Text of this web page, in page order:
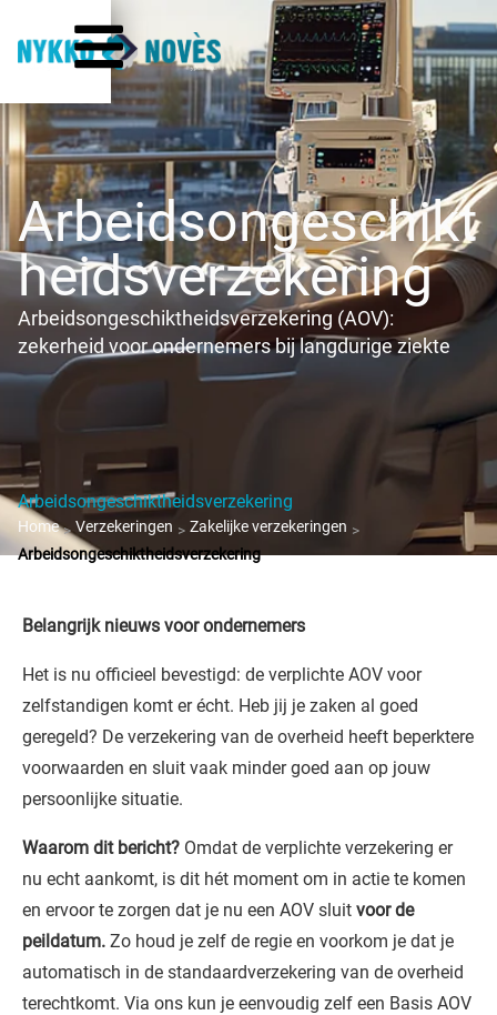
Arbeidsongeschikt
heidsverzekering
Arbeidsongeschiktheidsverzekering (AOV):
zekerheid voor ondernemers bij langdurige ziekte
Arbeidsongeschiktheidsverzekering
Home > Verzekeringen > Zakelijke verzekeringen >
Arbeidsongeschiktheidsverzekering
Belangrijk nieuws voor ondernemers
Het is nu officieel bevestigd: de verplichte AOV voor
zelfstandigen komt er écht. Heb jij je zaken al goed
geregeld? De verzekering van de overheid heeft beperktere
voorwaarden en sluit vaak minder goed aan op jouw
persoonlijke situatie.
Waarom dit bericht? Omdat de verplichte verzekering er
nu echt aankomt, is dit hét moment om in actie te komen
en ervoor te zorgen dat je nu een AOV sluit voor de
peildatum. Zo houd je zelf de regie en voorkom je dat je
automatisch in de standaardverzekering van de overheid
terechtkomt. Via ons kun je eenvoudig zelf een Basis AOV